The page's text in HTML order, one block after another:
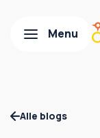
Alle blogs